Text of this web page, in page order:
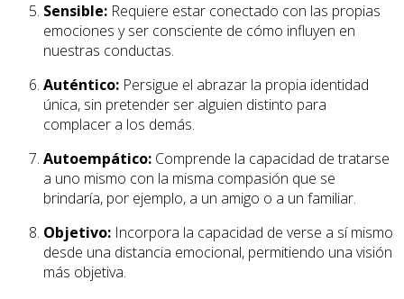
Sensible: Requiere estar conectado con las propias
emociones y ser consciente de cómo influyen en
nuestras conductas.
Auténtico: Persigue el abrazar la propia identidad
única, sin pretender ser alguien distinto para
complacer a los demás.
Autoempático: Comprende la capacidad de tratarse
a uno mismo con la misma compasión que se
brindaría, por ejemplo, a un amigo o a un familiar.
Objetivo: Incorpora la capacidad de verse a sí mismo
desde una distancia emocional, permitiendo una visión
más objetiva.